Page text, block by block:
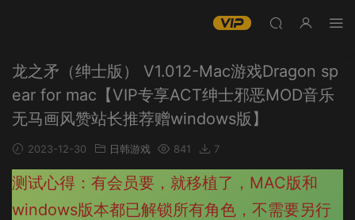
龙之矛（绅士版） V1.012-Mac游戏Dragon sp
ear for mac【VIP专享ACT绅士邪恶MOD音乐
无马画风赞站长推荐赠windows版】
2023-12-30 日韩游戏 841 7
测试心得：有会员要，就移植了，MAC版和
windows版本都已解锁所有角色，不需要另行